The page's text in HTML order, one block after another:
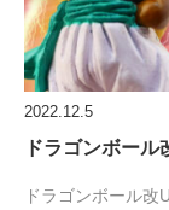
2022.12.5
ドラゴンボー
ドラゴンボール